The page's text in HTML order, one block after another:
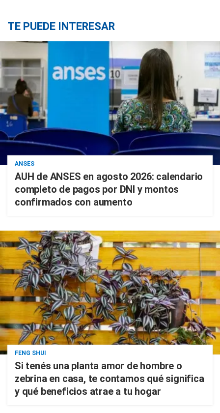
TE PUEDE INTERESAR
ANSES
AUH de ANSES en agosto 2026: calendario
completo de pagos por DNI y montos
confirmados con aumento
FENG SHUI
Si tenés una planta amor de hombre o
zebrina en casa, te contamos qué significa
y qué beneficios atrae a tu hogar